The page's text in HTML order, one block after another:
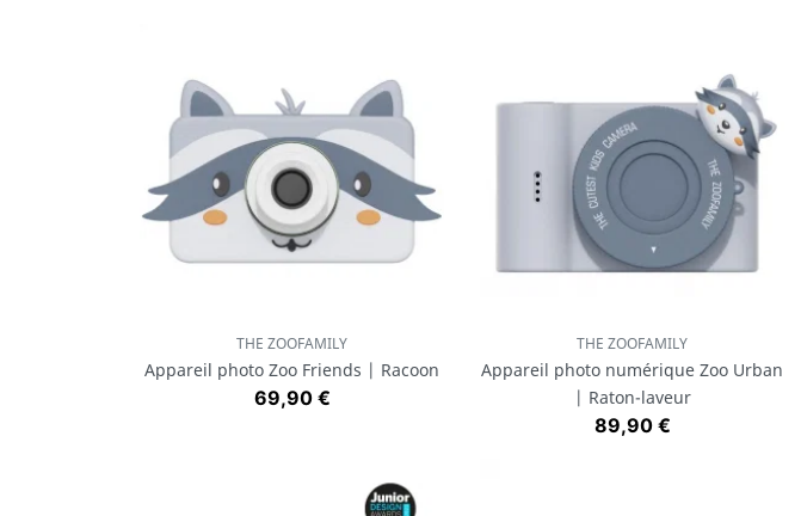
 Aperçu rapide
THE ZOOFAMILY
Appareil photo Zoo Friends | Racoon
Prix
69,90 €
 Aperçu rapide
THE ZOOFAMILY
Appareil photo numérique Zoo Urban
| Raton-laveur
Prix
89,90 €